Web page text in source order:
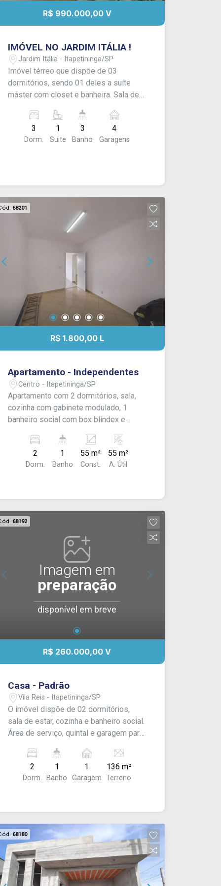
R$ 990.000,00 V
IMÓVEL NO JARDIM ITÁLIA !
Jardim Itália - Itapetininga/SP
Imóvel térreo que dispõe de 03
dormitórios, sendo 01 deles a suíte
máster com closet e banheira. Sala de
com planejados e banheiro social. Área
gourmet com churrasqueira, jacuzzi e
banheiro de apoio; além de área de
3
Dorm.
1
Suite
3
Banho
4
Garagens
68201
R$ 1.800,00 L
Apartamento - Independentes
Centro - Itapetininga/SP
Apartamento com 2 dormitórios, sala,
cozinha com gabinete modulado, 1
banheiro social com box blindex e
Acabamento: laje e piso frio.
2
Dorm.
1
Banho
55 m²
Const.
55 m²
A. Útil
68192
Imagem em
preparação
disponível em breve
R$ 260.000,00 V
Casa - Padrão
Vila Reis - Itapetininga/SP
O imóvel dispõe de 02 dormitórios,
sala de estar, cozinha e banheiro social.
Área de serviço, quintal e garagem para
2
Dorm.
1
Banho
1
Garagem
136 m²
Terreno
68180